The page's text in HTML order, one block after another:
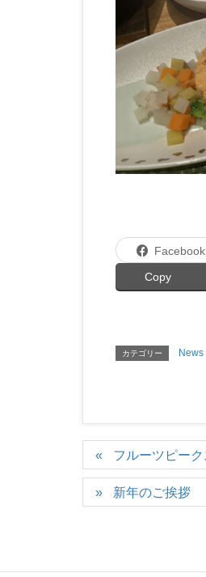
Facebook
Copy
カテゴリー News
フルーツピー
新年のご挨拶